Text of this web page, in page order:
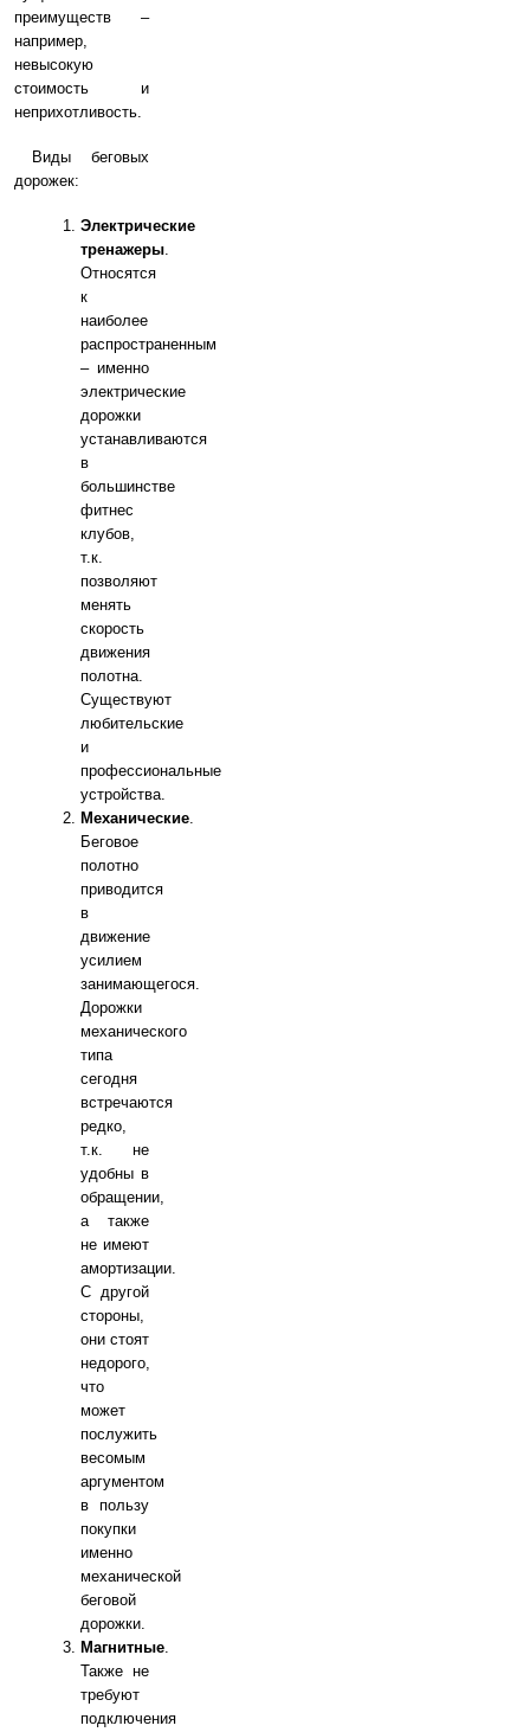
преимуществ –
например,
невысокую
стоимость и
неприхотливость.
Виды беговых
дорожек:
Электрические
тренажеры.
Относятся
к
наиболее
распространенным
– именно
электрические
дорожки
устанавливаются
в
большинстве
фитнес
клубов,
т.к.
позволяют
менять
скорость
движения
полотна.
Существуют
любительские
и
профессиональные
устройства.
Механические.
Беговое
полотно
приводится
в
движение
усилием
занимающегося.
Дорожки
механического
типа
сегодня
встречаются
редко,
т.к. не
удобны в
обращении,
а также
не имеют
амортизации.
С другой
стороны,
они стоят
недорого,
что
может
послужить
весомым
аргументом
в пользу
покупки
именно
механической
беговой
дорожки.
Магнитные.
Также не
требуют
подключения